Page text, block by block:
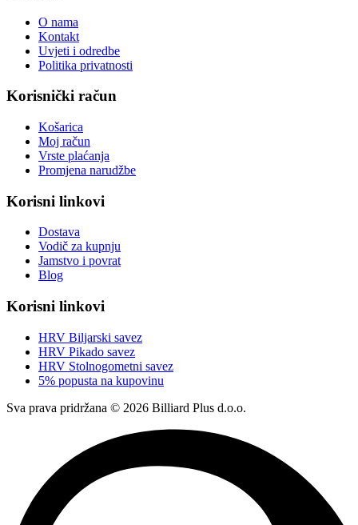
O nama
Kontakt
Uvjeti i odredbe
Politika privatnosti
Korisnički račun
Košarica
Moj račun
Vrste plaćanja
Promjena narudžbe
Korisni linkovi
Dostava
Vodič za kupnju
Jamstvo i povrat
Blog
Korisni linkovi
HRV Biljarski savez
HRV Pikado savez
HRV Stolnogometni savez
5% popusta na kupovinu
Sva prava pridržana © 2026 Billiard Plus d.o.o.